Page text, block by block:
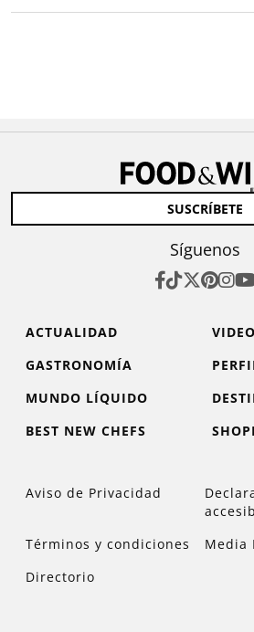
SUSCRÍBETE
Síguenos
ACTUALIDAD
GASTRONOMÍA
MUNDO LÍQUIDO
BEST NEW CHEFS
Aviso de Privacidad
Términos y condiciones
Media
Directorio